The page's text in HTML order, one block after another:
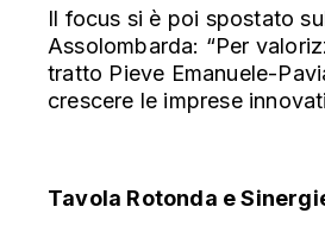
Il focus si è poi spostato
Assolombarda: “Per
tratto Pieve Emanuele-
crescere le imprese
Tavola Rotonda e